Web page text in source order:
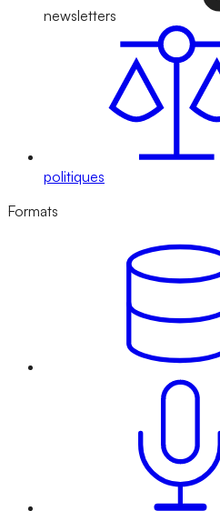
newsletters
politiques
Formats